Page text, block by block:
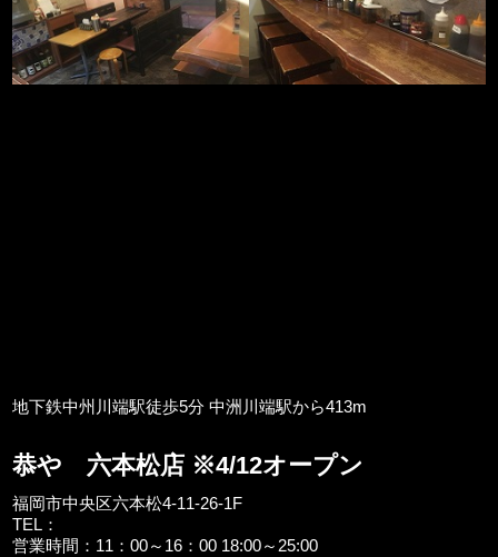
地下鉄中州川端駅徒歩5分 中洲川端駅から413m
恭や 六本松店 ※4/12オープン
福岡市中央区六本松4-11-26-1F
TEL：
営業時間：11：00～16：00 18:00～25:00